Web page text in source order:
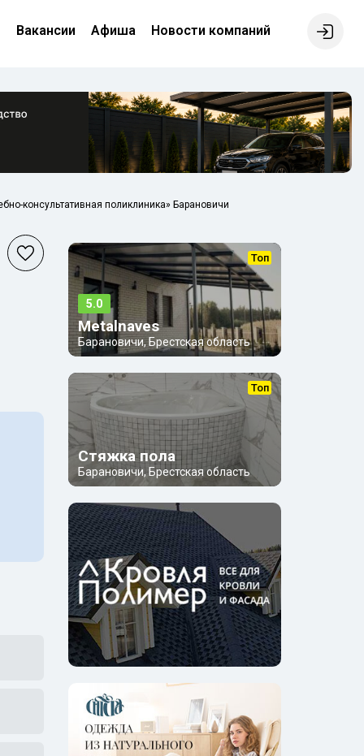
Вакансии Афиша Новости компаний
консультативная поликлиника» Барановичи
Топ
5.0
Metalnaves
Барановичи, Брестская область
Топ
Стяжка пола
Барановичи, Брестская область